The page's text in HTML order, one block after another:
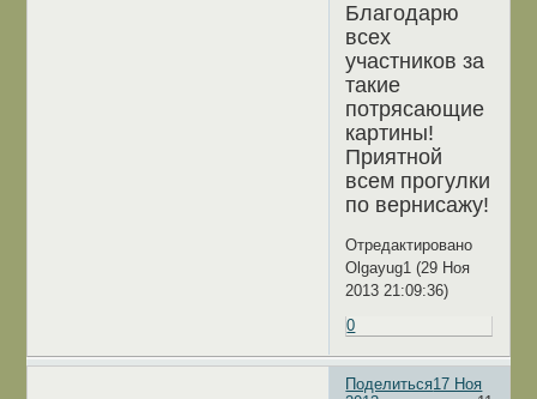
Благодарю
всех
участников за
такие
потрясающие
картины!
Приятной
всем прогулки
по вернисажу!
Отредактировано
Olgayug1 (29 Ноя
2013 21:09:36)
0
Поделиться17 Ноя